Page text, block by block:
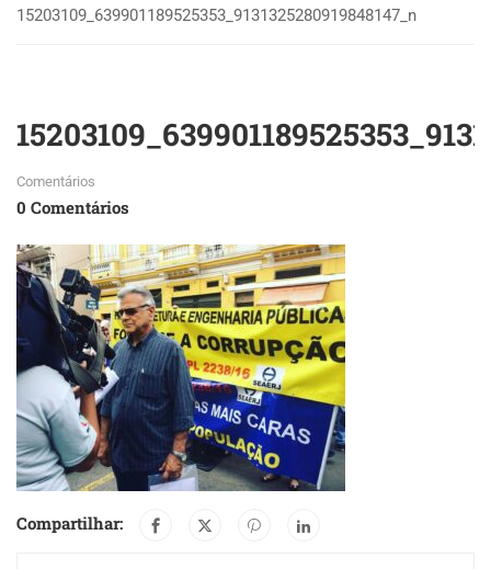
15203109_639901189525353_9131325280919848147_n
Comentários
0 Comentários
Compartilhar: